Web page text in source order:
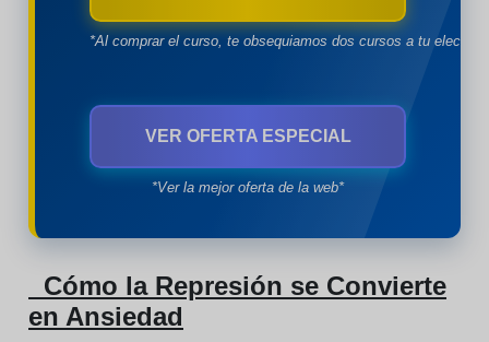
*Al comprar el curso, te obsequiamos dos cursos a tu
VER OFERTA ESPECIAL
*Ver la mejor oferta de la web*
Cómo la Represión se Convierte
en Ansiedad